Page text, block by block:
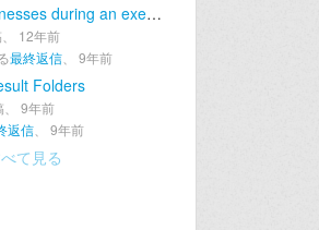
Ability to switch Harnesses during an execution
12年前
最終返信、 9年前
Folders
9年前
返信、 9年前
て見る